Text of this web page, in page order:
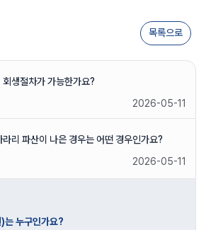
목록으로
생절차가 가능한가요?
2026-05-11
리 파산이 나은 경우는 어떤 경우인가요?
2026-05-11
는 누구인가요?